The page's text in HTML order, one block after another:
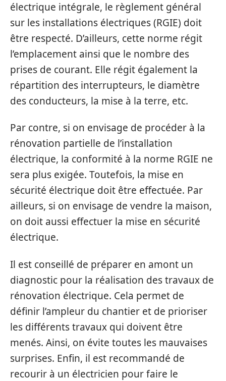
électrique intégrale, le règlement général
sur les installations électriques (RGIE) doit
être respecté. D’ailleurs, cette norme régit
l’emplacement ainsi que le nombre des
prises de courant. Elle régit également la
répartition des interrupteurs, le diamètre
des conducteurs, la mise à la terre, etc.
Par contre, si on envisage de procéder à la
rénovation partielle de l’installation
électrique, la conformité à la norme RGIE ne
sera plus exigée. Toutefois, la mise en
sécurité électrique doit être effectuée. Par
ailleurs, si on envisage de vendre la maison,
on doit aussi effectuer la mise en sécurité
électrique.
Il est conseillé de préparer en amont un
diagnostic pour la réalisation des travaux de
rénovation électrique. Cela permet de
définir l’ampleur du chantier et de prioriser
les différents travaux qui doivent être
menés. Ainsi, on évite toutes les mauvaises
surprises. Enfin, il est recommandé de
recourir à un électricien pour faire le